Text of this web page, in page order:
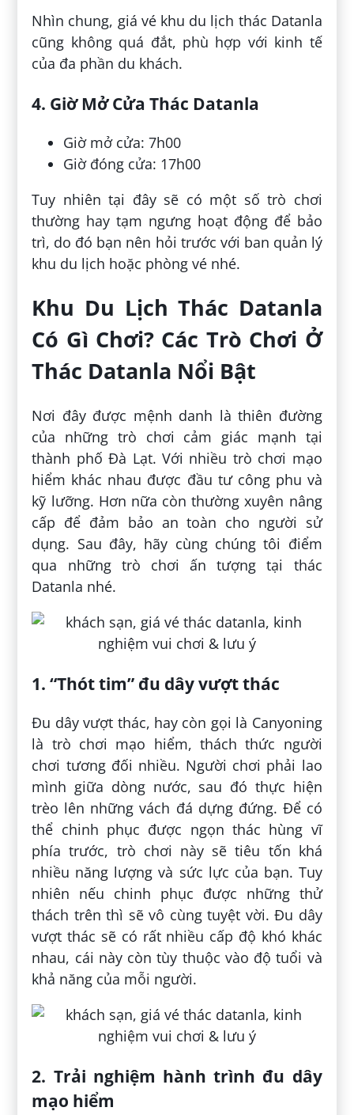
Nhìn chung, giá vé khu du lịch thác Datanla
cũng không quá đắt, phù hợp với kinh tế
của đa phần du khách.
4. Giờ Mở Cửa Thác Datanla
Giờ mở cửa: 7h00
Giờ đóng cửa: 17h00
Tuy nhiên tại đây sẽ có một số trò chơi
thường hay tạm ngưng hoạt động để bảo
trì, do đó bạn nên hỏi trước với ban quản lý
khu du lịch hoặc phòng vé nhé.
Khu Du Lịch Thác Datanla
Có Gì Chơi? Các Trò Chơi Ở
Thác Datanla Nổi Bật
Nơi đây được mệnh danh là thiên đường
của những trò chơi cảm giác mạnh tại
thành phố Đà Lạt. Với nhiều trò chơi mạo
hiểm khác nhau được đầu tư công phu và
kỹ lưỡng. Hơn nữa còn thường xuyên nâng
cấp để đảm bảo an toàn cho người sử
dụng. Sau đây, hãy cùng chúng tôi điểm
qua những trò chơi ấn tượng tại thác
Datanla nhé.
1. “Thót tim” đu dây vượt thác
Đu dây vượt thác, hay còn gọi là Canyoning
là trò chơi mạo hiểm, thách thức người
chơi tương đối nhiều. Người chơi phải lao
mình giữa dòng nước, sau đó thực hiện
trèo lên những vách đá dựng đứng. Để có
thể chinh phục được ngọn thác hùng vĩ
phía trước, trò chơi này sẽ tiêu tốn khá
nhiều năng lượng và sức lực của bạn. Tuy
nhiên nếu chinh phục được những thử
thách trên thì sẽ vô cùng tuyệt vời. Đu dây
vượt thác sẽ có rất nhiều cấp độ khó khác
nhau, cái này còn tùy thuộc vào độ tuổi và
khả năng của mỗi người.
2. Trải nghiệm hành trình đu dây
mạo hiểm